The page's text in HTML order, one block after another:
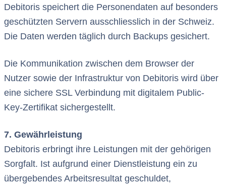
Debitoris speichert die Personendaten auf besonders
geschützten Servern ausschliesslich in der Schweiz.
Die Daten werden täglich durch Backups gesichert.
Die Kommunikation zwischen dem Browser der
Nutzer sowie der Infrastruktur von Debitoris wird über
eine sichere SSL Verbindung mit digitalem Public-
Key-Zertifikat sichergestellt.
7. Gewährleistung
Debitoris erbringt ihre Leistungen mit der gehörigen
Sorgfalt. Ist aufgrund einer Dienstleistung ein zu
übergebendes Arbeitsresultat geschuldet,